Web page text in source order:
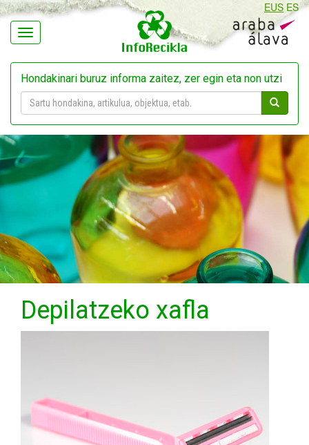
Navegación
EUS ES
Hondakinari buruz informa zaitez, zer egin eta non utzi
Depilatzeko xafla